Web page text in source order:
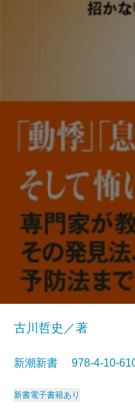
古川哲史／著
新潮新書 978-4-10-
新書電子書籍あり